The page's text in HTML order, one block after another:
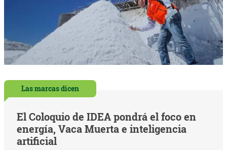
Las marcas dicen
El Coloquio de IDEA pondrá el foco en
energía, Vaca Muerta e inteligencia
artificial